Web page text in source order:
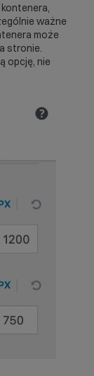
ważne
może
stronie.
opcję, nie